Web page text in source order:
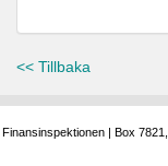
<< Tillbaka
Finansinspektionen | Box